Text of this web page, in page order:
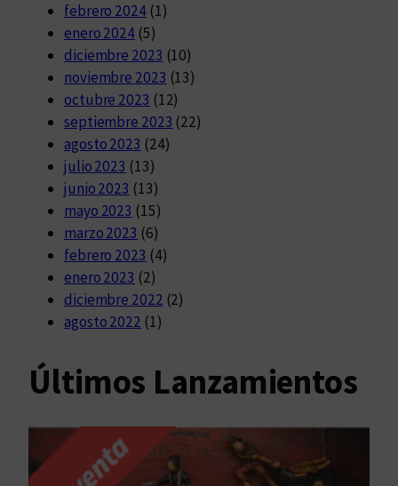
febrero 2024(1)
enero 2024 (5)
diciembre 2023 (10)
noviembre 2023 (13)
octubre 2023 (12)
septiembre 2023 (22)
agosto 2023 (24)
julio 2023 (13)
junio 2023 (13)
mayo 2023 (15)
marzo 2023 (6)
febrero 2023 (4)
enero 2023 (2)
diciembre 2022 (2)
agosto 2022 (1)
Últimos Lanzamientos